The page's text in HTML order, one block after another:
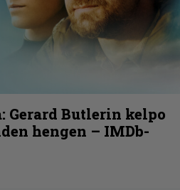
Gerard Butlerin kelpo
hengen – IMDb-